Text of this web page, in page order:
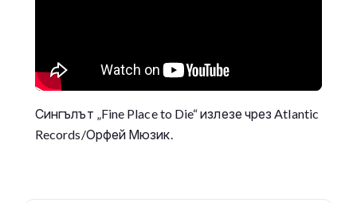
Сингълът „Fine Place to Die“ излезе чрез Atlantic
Records/Орфей Мюзик.